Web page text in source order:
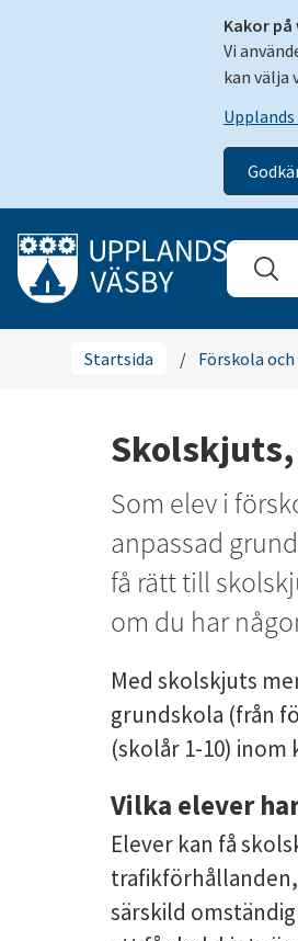
Kakor
Vi
kan välja
Gå till innehåll
Sök
Startsida / Förskola
Som elev i
anpassad
få rätt till
om du har
Med skolskjuts
grundskola (från
(skolår 1-10)
Vilka elever
Elever kan få
särskild